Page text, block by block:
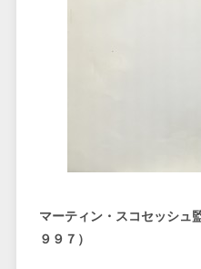
マーティン・スコセッシュ
９９７）